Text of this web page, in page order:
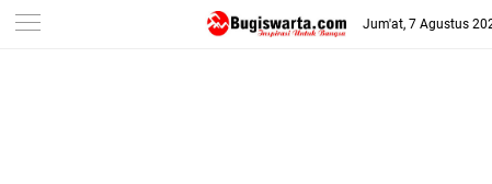
-->
Jum'at, 7 Agustus